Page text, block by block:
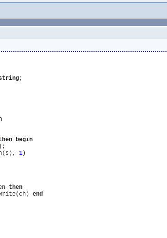
;
begin
);
1 )
then
end